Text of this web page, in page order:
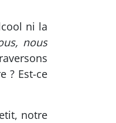
ni la
nous
? Est-ce
notre